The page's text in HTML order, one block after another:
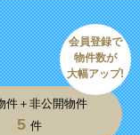
件＋非公開物件
5 件
会員登録で
物件数が
大幅アップ!